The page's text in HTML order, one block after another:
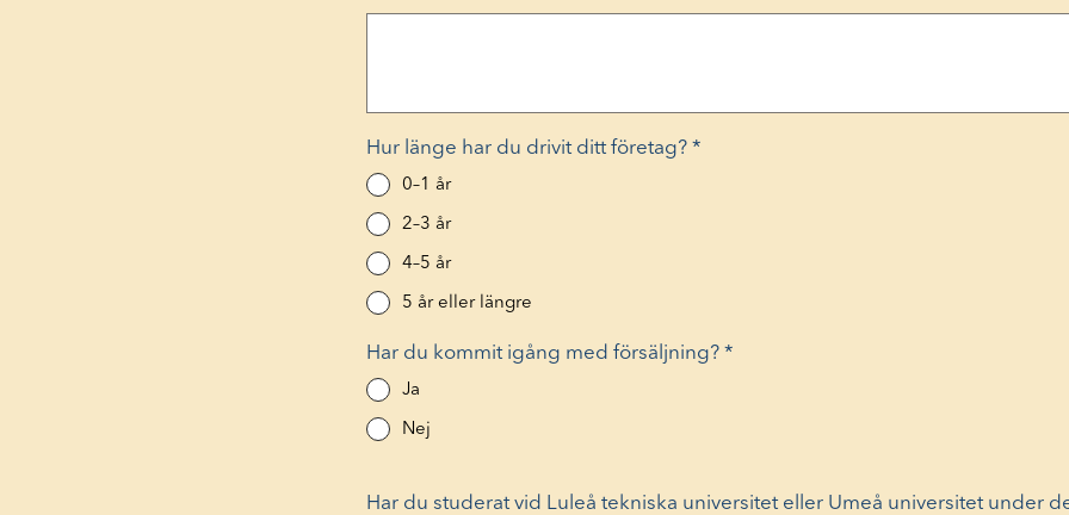
Hur länge har du drivit ditt företag? *
0–1 år
2–3 år
4–5 år
5 år eller längre
Har du kommit igång med försäljning? *
Ja
Nej
Har du studerat vid Luleå tekniska universitet eller Umeå universitet under